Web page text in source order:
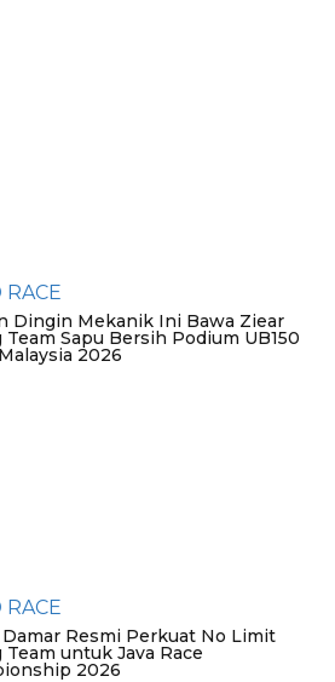
RACE
Dingin Mekanik Ini Bawa Ziear
Team Sapu Bersih Podium UB150
2026
RACE
Resmi Perkuat No Limit
Team untuk Java Race
2026